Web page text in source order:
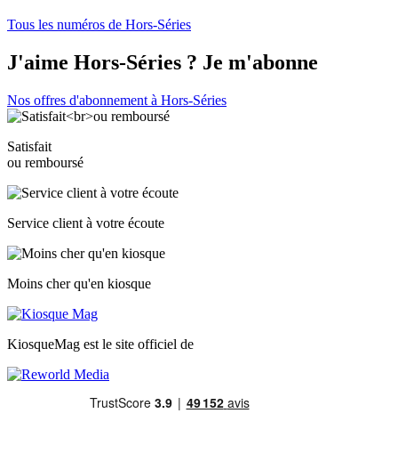
Tous les numéros de Hors-Séries
J'aime Hors-Séries ? Je m'abonne
Nos offres d'abonnement à Hors-Séries
Satisfait
ou remboursé
Service client à votre écoute
Moins cher qu'en kiosque
KiosqueMag est le site officiel de